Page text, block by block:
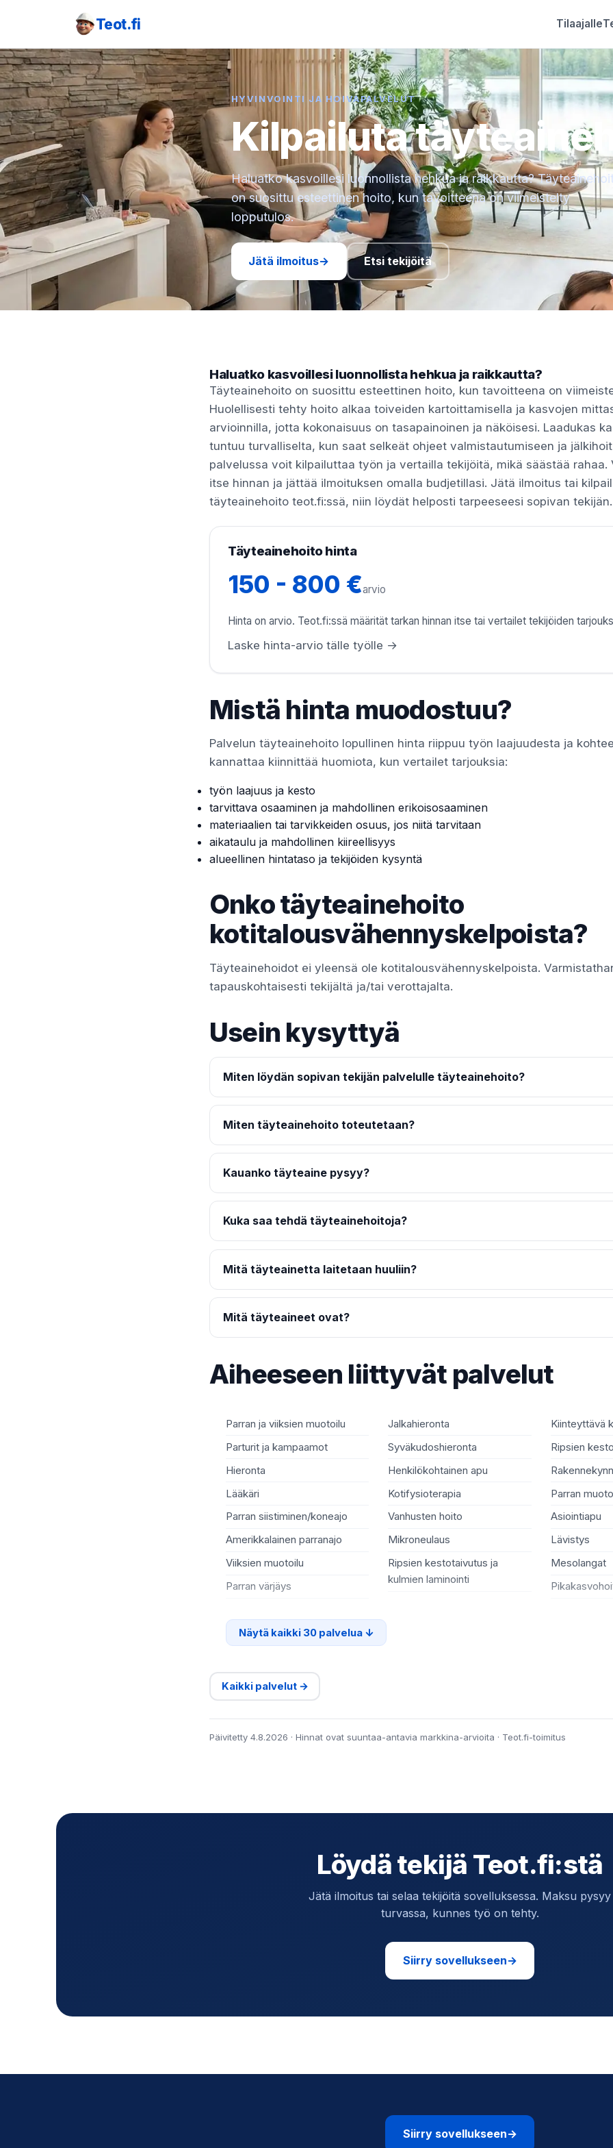
Teot.fi Tilaajalle
HYVINVOINTI JA HOIVAPALVELUT
Kilpailuta
Haluatko kasvoillesi luonnollista hehkua ja raikkautta?
on suosittu esteettinen hoito, kun tavoitteena on viimeistelty
lopputulos.
Jätä ilmoitus→ Etsi tekijöitä
Haluatko kasvoillesi luonnollista hehkua ja raikkautta?
Täyteainehoito on suosittu esteettinen hoito, kun tavoitteena on
Huolellisesti tehty hoito alkaa toiveiden kartoittamisella ja kasvojen
arvioinnilla, jotta kokonaisuus on tasapainoinen ja näköisesi. Laadukas
tuntuu turvalliselta, kun saat selkeät ohjeet valmistautumiseen ja
palvelussa voit kilpailuttaa työn ja vertailla tekijöitä, mikä säästää rahaa.
itse hinnan ja jättää ilmoituksen omalla budjetillasi. Jätä ilmoitus tai
täyteainehoito teot.fi:ssä, niin löydät helposti tarpeeseesi sopivan tekijän.
Täyteainehoito hinta
150 - 800 €arvio
Hinta on arvio. Teot.fi:ssä määrität tarkan hinnan itse tai vertailet tekijöiden
Laske hinta-arvio tälle työlle →
Mistä hinta muodostuu?
Palvelun täyteainehoito lopullinen hinta riippuu työn laajuudesta ja
kannattaa kiinnittää huomiota, kun vertailet tarjouksia:
työn laajuus ja kesto
tarvittava osaaminen ja mahdollinen erikoisosaaminen
materiaalien tai tarvikkeiden osuus, jos niitä tarvitaan
aikataulu ja mahdollinen kiireellisyys
alueellinen hintataso ja tekijöiden kysyntä
Onko täyteainehoito
kotitalousvähennyskelpoista?
Täyteainehoidot ei yleensä ole kotitalousvähennyskelpoista.
tapauskohtaisesti tekijältä ja/tai verottajalta.
Usein kysyttyä
Miten löydän sopivan tekijän palvelulle täyteainehoito?
Miten täyteainehoito toteutetaan?
Kauanko täyteaine pysyy?
Kuka saa tehdä täyteainehoitoja?
Mitä täyteainetta laitetaan huuliin?
Mitä täyteaineet ovat?
Aiheeseen liittyvät palvelut
Parran ja viiksien muotoilu
Parturit ja kampaamot
Hieronta
Lääkäri
Parran siistiminen/koneajo
Amerikkalainen parranajo
Viiksien muotoilu
Parran värjäys
Jalkahieronta
Syväkudoshieronta
Henkilökohtainen apu
Kotifysioterapia
Vanhusten hoito
Mikroneulaus
Ripsien kestotaivutus ja
kulmien laminointi
Kiinteyttävä
Ripsien
Parran
Asiointiapu
Lävistys
Mesolangat
Näytä kaikki 30 palvelua
Kaikki palvelut →
Päivitetty 4.8.2026 · Hinnat ovat suuntaa-antavia markkina-arvioita · Teot.fi-toimitus
Löydä tekijä Teot.fi:stä
Jätä ilmoitus tai selaa tekijöitä sovelluksessa. Maksu pysyy
turvassa, kunnes työ on tehty.
Siirry sovellukseen→
Siirry sovellukseen→